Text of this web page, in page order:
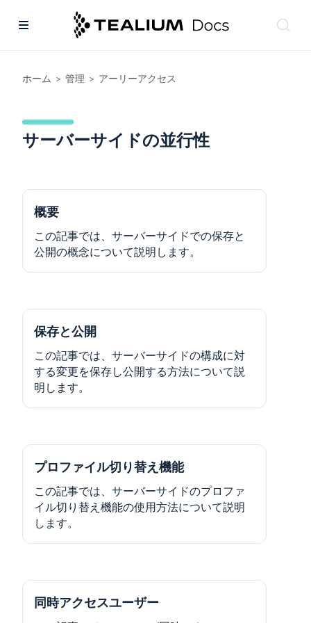
ホーム > 管理 > アーリーアクセス
サーバーサイドの並行性
概要
この記事では、サーバーサイドでの保存と
公開の概念について説明します。
保存と公開
この記事では、サーバーサイドの構成に対
する変更を保存し公開する方法について説
明します。
プロファイル切り替え機能
この記事では、サーバーサイドのプロファ
イル切り替え機能の使用方法について説明
します。
同時アクセスユーザー